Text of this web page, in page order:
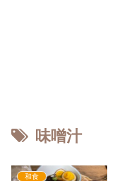
味噌汁
和食